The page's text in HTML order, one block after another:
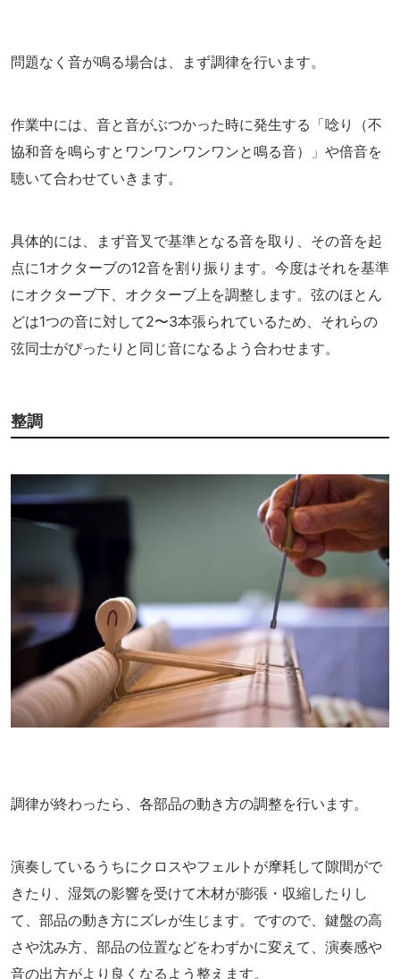
問題なく音が鳴る場合は、まず調律を行います。
作業中には、音と音がぶつかった時に発生する「唸り（不
協和音を鳴らすとワンワンワンワンと鳴る音）」や倍音を
聴いて合わせていきます。
具体的には、まず音叉で基準となる音を取り、その音を起
点に1オクターブの12音を割り振ります。今度はそれを基準
にオクターブ下、オクターブ上を調整します。弦のほとん
どは1つの音に対して2〜3本張られているため、それらの
弦同士がぴったりと同じ音になるよう合わせます。
整調
調律が終わったら、各部品の動き方の調整を行います。
演奏しているうちにクロスやフェルトが摩耗して隙間がで
きたり、湿気の影響を受けて木材が膨張・収縮したりし
て、部品の動き方にズレが生じます。ですので、鍵盤の高
さや沈み方、部品の位置などをわずかに変えて、演奏感や
音の出方がより良くなるよう整えます。